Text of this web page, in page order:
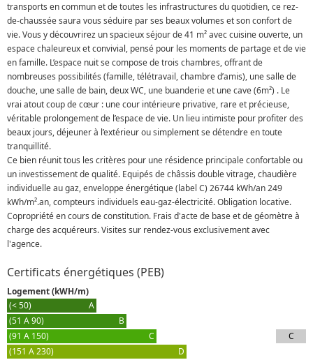
transports en commun et de toutes les infrastructures du quotidien, ce rez-
de-chaussée saura vous séduire par ses beaux volumes et son confort de
vie. Vous y découvrirez un spacieux séjour de 41 m² avec cuisine ouverte, un
espace chaleureux et convivial, pensé pour les moments de partage et de vie
en famille. L’espace nuit se compose de trois chambres, offrant de
nombreuses possibilités (famille, télétravail, chambre d’amis), une salle de
douche, une salle de bain, deux WC, une buanderie et une cave (6m²) . Le
vrai atout coup de cœur : une cour intérieure privative, rare et précieuse,
véritable prolongement de l’espace de vie. Un lieu intimiste pour profiter des
beaux jours, déjeuner à l’extérieur ou simplement se détendre en toute
tranquillité.
Ce bien réunit tous les critères pour une résidence principale confortable ou
un investissement de qualité. Equipés de châssis double vitrage, chaudière
individuelle au gaz, enveloppe énergétique (label C) 26744 kWh/an 249
kWh/m².an, compteurs individuels eau-gaz-électricité. Obligation locative.
Copropriété en cours de constitution. Frais d'acte de base et de géomètre à
charge des acquéreurs. Visites sur rendez-vous exclusivement avec
l'agence.
Certificats énergétiques (PEB)
Logement (kWH/m)
(< 50)
A
(51 A 90)
B
(91 A 150)
C
(151 A 230)
D
C